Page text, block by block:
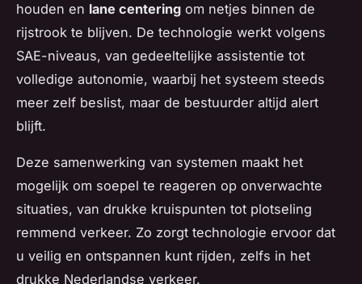
houden en lane centering om netjes binnen de
rijstrook te blijven. De technologie werkt volgens
SAE-niveaus, van gedeeltelijke assistentie tot
volledige autonomie, waarbij het systeem steeds
meer zelf beslist, maar de bestuurder altijd alert
blijft.
Deze samenwerking van systemen maakt het
mogelijk om soepel te reageren op onverwachte
situaties, van drukke kruispunten tot plotseling
remmend verkeer. Zo zorgt technologie ervoor dat
u veilig en ontspannen kunt rijden, zelfs in het
drukke Nederlandse verkeer.